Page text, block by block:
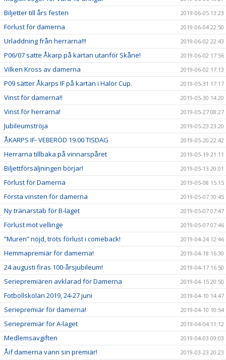
Biljetter till års festen 2019-06-05 13:23
Förlust för damerna 2019-06-04 22:50
Urladdning från herrarna!!! 2019-06-02 22:43
P06/07 satte Åkarp på kartan utanför Skåne! 2019-06-02 17:56
Vilken Kross av damerna 2019-06-02 17:13
P09 sätter Åkarps IF på kartan i Halör Cup. 2019-05-31 17:17
Vinst för damerna!! 2019-05-30 14:20
Vinst för herrarna! 2019-05-27 08:27
Jubileumströja 2019-05-23 23:20
ÅKARPS IF- VEBERÖD 19.00 TISDAG 2019-05-20 22:42
Herrarna tillbaka på vinnarspåret 2019-05-19 21:11
Biljettförsäljningen börjar! 2019-05-13 20:01
Förlust för Damerna 2019-05-08 15:15
Första vinsten för damerna 2019-05-07 10:45
Ny tränarstab för B-laget 2019-05-07 07:47
Förlust mot vellinge 2019-05-07 07:46
”Muren” nöjd, trots förlust i comeback! 2019-04-24 12:46
Hemmapremiär för damerna! 2019-04-18 16:30
24 augusti firas 100-årsjubileum! 2019-04-17 16:50
Seriepremiären avklarad för Damerna 2019-04-15 20:50
Fotbollskolan 2019, 24-27 juni 2019-04-10 14:47
Seriepremiär för damerna! 2019-04-10 10:54
Seriepremiär för A-laget 2019-04-04 11:12
Medlemsavgiften 2019-04-03 09:03
Åif damerna vann sin premiär! 2019-03-23 20:23